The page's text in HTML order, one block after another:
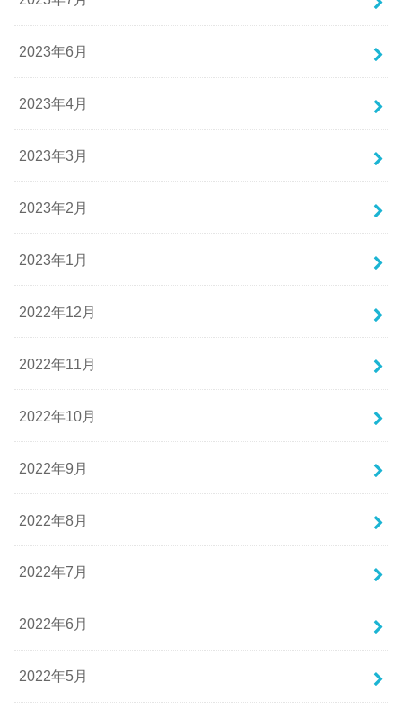
2023年6月
2023年4月
2023年3月
2023年2月
2023年1月
2022年12月
2022年11月
2022年10月
2022年9月
2022年8月
2022年7月
2022年6月
2022年5月